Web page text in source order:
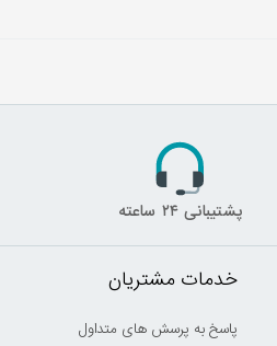
پشتیبانی ۲۴ ساعته
خدمات مشتریان
پاسخ به پرسش های متداول